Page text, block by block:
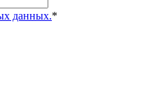
данных.*